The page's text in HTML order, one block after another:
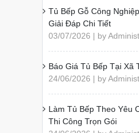
Tủ Bếp Gỗ Công
Giải Đáp Chi Tiết
03/07/2026 | by
Báo Giá Tủ Bếp Tại Xã
24/06/2026 | by
Làm Tủ Bếp Theo Yêu
Thi Công Trọn Gói